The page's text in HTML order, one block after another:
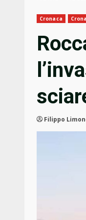
Cronaca
Filippo